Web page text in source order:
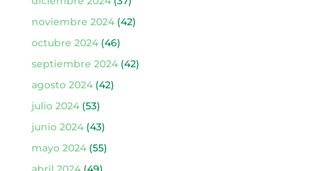
noviembre 2024(42)
octubre 2024(46)
septiembre 2024(42)
agosto 2024(42)
julio 2024(53)
junio 2024(43)
mayo 2024(55)